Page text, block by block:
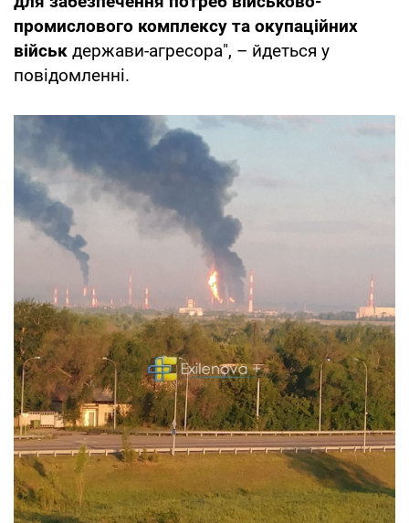
промислового комплексу та окупаційних
військ держави-агресора", – йдеться у
повідомленні.